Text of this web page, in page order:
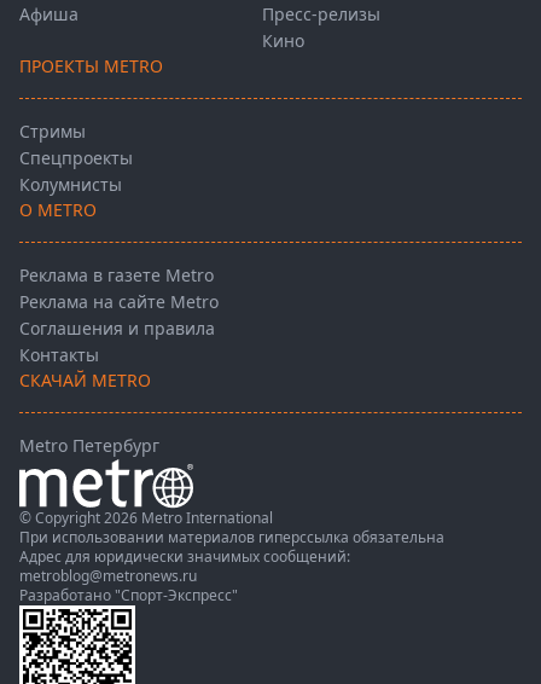
Афиша
Пресс-релизы
Кино
ПРОЕКТЫ METRO
Стримы
Спецпроекты
Колумнисты
О METRO
Реклама в газете Metro
Реклама на сайте Metro
Соглашения и правила
Контакты
СКАЧАЙ METRO
Metro Петербург
© Copyright 2026 Metro International
При использовании материалов гиперссылка обязательна
Адрес для юридически значимых сообщений:
metroblog@metronews.ru
Разработано "Спорт-Экспресс"